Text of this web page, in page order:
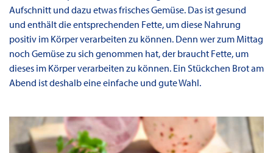
Aufschnitt und dazu etwas frisches Gemüse. Das ist gesund
und enthält die entsprechenden Fette, um diese Nahrung
positiv im Körper verarbeiten zu können. Denn wer zum Mittag
noch Gemüse zu sich genommen hat, der braucht Fette, um
dieses im Körper verarbeiten zu können. Ein Stückchen Brot am
Abend ist deshalb eine einfache und gute Wahl.